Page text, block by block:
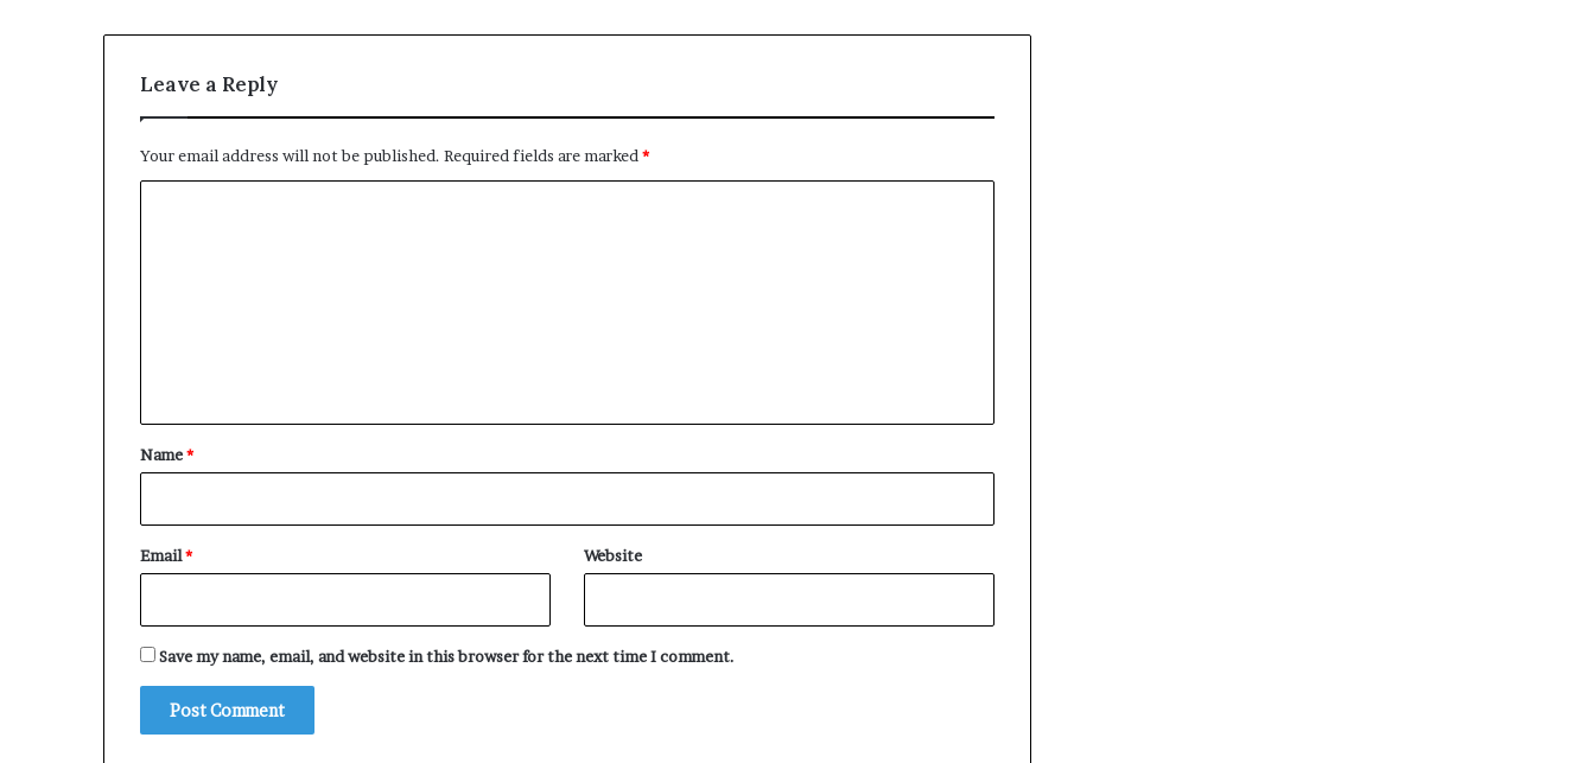
Leave a Reply
Your email address will not be published. Required fields are marked*
*
Name*
Email* Website
Save my name, email, and website in this browser for the next time I comment.